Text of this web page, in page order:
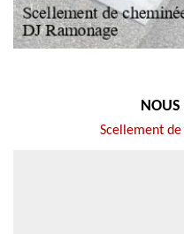
NOUS
Scellement